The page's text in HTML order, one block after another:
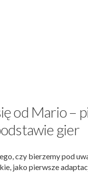
od Mario –
gier
czy bierzemy pod
jako pierwsze